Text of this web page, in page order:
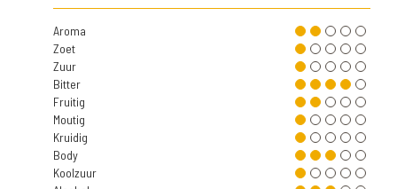
Aroma
Zoet
Zuur
Bitter
Fruitig
Moutig
Kruidig
Body
Koolzuur